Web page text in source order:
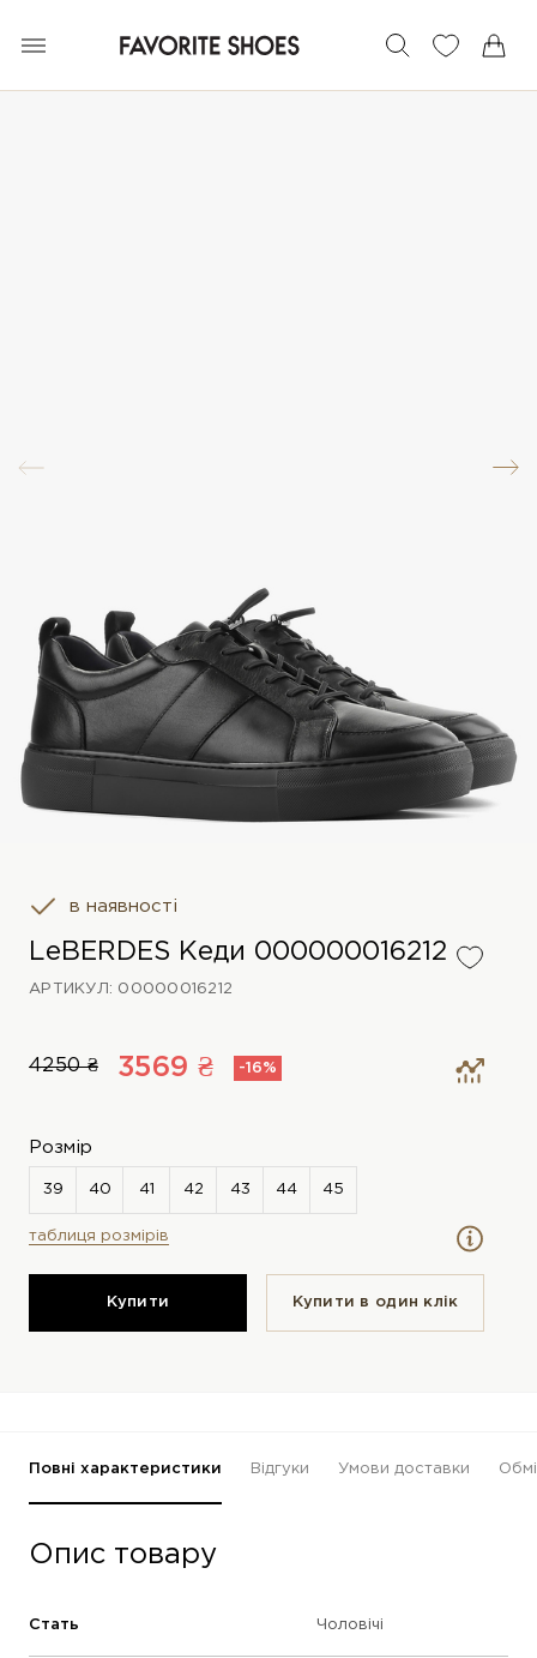
в наявності
LeBERDES Кеди 000000016212
АРТИКУЛ: 00000016212
4250 ₴ 3569 ₴ -16%
Розмір
таблиця розмірів
Купити Купити в один клiк
Повні характеристики Відгуки Умови доставки
Опис товару
Стать Чоловічі